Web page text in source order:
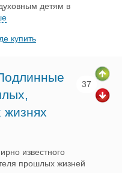
детям в
купить
жизнях
37
известного
прошлых жизней